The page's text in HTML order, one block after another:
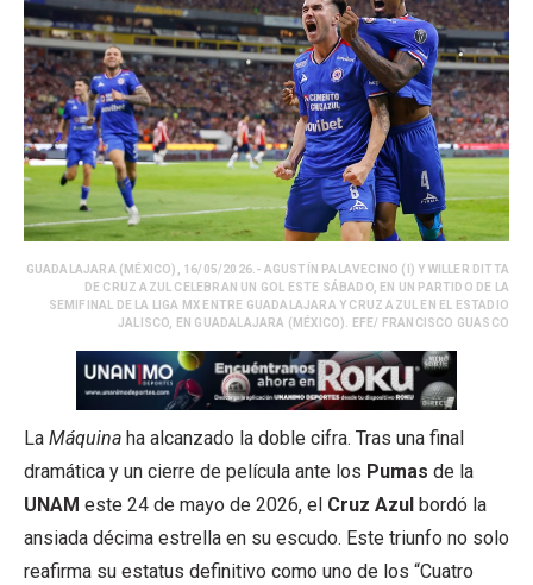
GUADALAJARA (MÉXICO), 16/05/2026.- AGUSTÍN PALAVECINO (I) Y WILLER DITTA
DE CRUZ AZUL CELEBRAN UN GOL ESTE SÁBADO, EN UN PARTIDO DE LA
SEMIFINAL DE LA LIGA MX ENTRE GUADALAJARA Y CRUZ AZUL EN EL ESTADIO
JALISCO, EN GUADALAJARA (MÉXICO). EFE/ FRANCISCO GUASCO
La Máquina ha alcanzado la doble cifra. Tras una final
dramática y un cierre de película ante los Pumas de la
UNAM este 24 de mayo de 2026, el Cruz Azul bordó la
ansiada décima estrella en su escudo. Este triunfo no solo
reafirma su estatus definitivo como uno de los “Cuatro